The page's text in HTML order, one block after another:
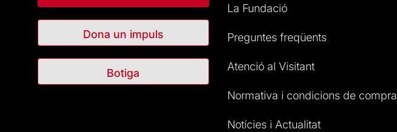
Dona un impuls
Botiga
La Fundació
Preguntes freqüents
Atenció al Visitant
Normativa i condicions de compra
Notícies i Actualitat